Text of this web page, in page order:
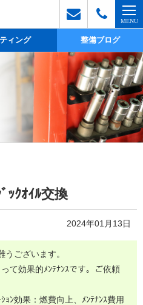
ィング 整備ブログ
ｯｸｵｲﾙ交換
2024年01月13日
うございます。
て効果的ﾒﾝﾃﾅﾝｽです。ご依頼
ｼｮﾝ効果：燃費向上、ﾒﾝﾃﾅﾝｽ費用